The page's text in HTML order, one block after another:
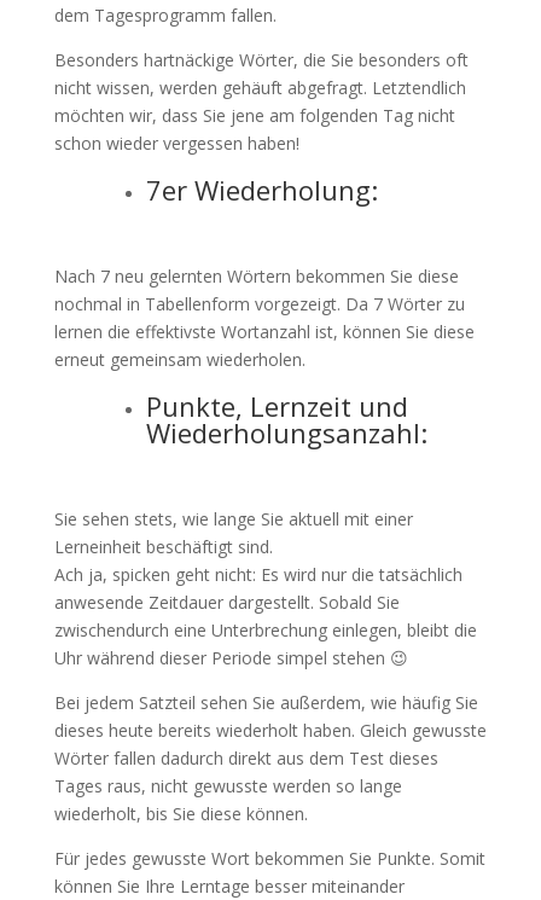
dem Tagesprogramm fallen.
Besonders hartnäckige Wörter, die Sie besonders oft
nicht wissen, werden gehäuft abgefragt. Letztendlich
möchten wir, dass Sie jene am folgenden Tag nicht
schon wieder vergessen haben!
7er Wiederholung:
Nach 7 neu gelernten Wörtern bekommen Sie diese
nochmal in Tabellenform vorgezeigt. Da 7 Wörter zu
lernen die effektivste Wortanzahl ist, können Sie diese
erneut gemeinsam wiederholen.
Punkte, Lernzeit und
Wiederholungsanzahl:
Sie sehen stets, wie lange Sie aktuell mit einer
Lerneinheit beschäftigt sind.
Ach ja, spicken geht nicht: Es wird nur die tatsächlich
anwesende Zeitdauer dargestellt. Sobald Sie
zwischendurch eine Unterbrechung einlegen, bleibt die
Uhr während dieser Periode simpel stehen 😉
Bei jedem Satzteil sehen Sie außerdem, wie häufig Sie
dieses heute bereits wiederholt haben. Gleich gewusste
Wörter fallen dadurch direkt aus dem Test dieses
Tages raus, nicht gewusste werden so lange
wiederholt, bis Sie diese können.
Für jedes gewusste Wort bekommen Sie Punkte. Somit
können Sie Ihre Lerntage besser miteinander